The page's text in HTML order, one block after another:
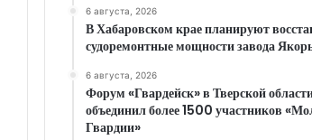
6 августа, 2026
В Хабаровском крае планируют
судоремонтные мощности завода
6 августа, 2026
Форум «Гвардейск» в Тверской
объединил более 1500 участников
Гвардии»